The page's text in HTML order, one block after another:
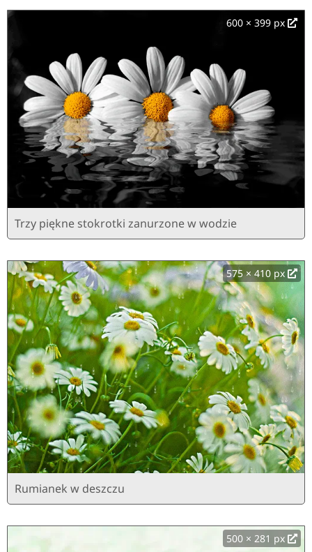
600 × 399 px
Trzy piękne stokrotki zanurzone w wodzie
575 × 410 px
Rumianek w deszczu
500 × 281 px